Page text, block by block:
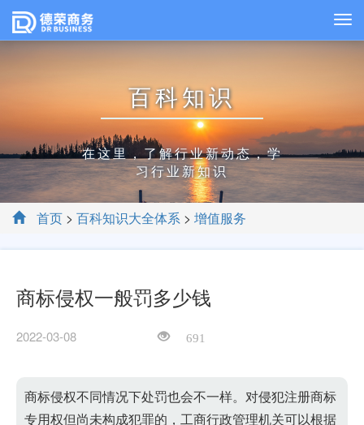
百科知识
在这里，了解行业新动态，学
习行业新知识
首页 > 百科知识大全体系 > 增值服务
商标侵权一般罚多少钱
2022-03-08 691
商标侵权不同情况下处罚也会不一样。对侵犯注册商标
专用权但尚未构成犯罪的，工商行政管理机关可以根据